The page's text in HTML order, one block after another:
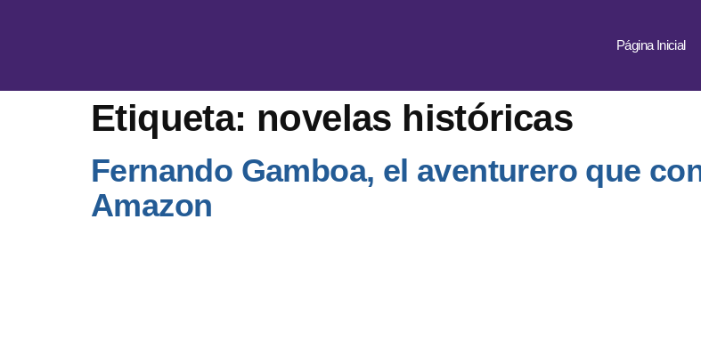
Página Inicial
Etiqueta: novelas históricas
Fernando Gamboa, el aventurero que
Amazon